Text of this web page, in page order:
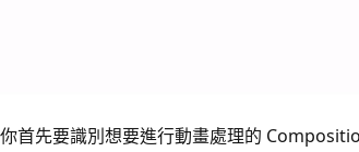
你首先要識別想要進行動畫處理的